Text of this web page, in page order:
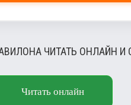
ЧИТАТЬ ОНЛАЙН И
Читать онлайн